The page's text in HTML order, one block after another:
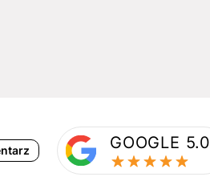
GOOGLE 5.0